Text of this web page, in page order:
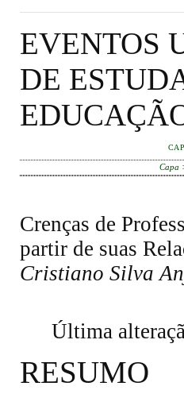
EVENTOS
DE
Capa
Crenças de
partir de suas
Cristiano Silva
Última
RESUMO